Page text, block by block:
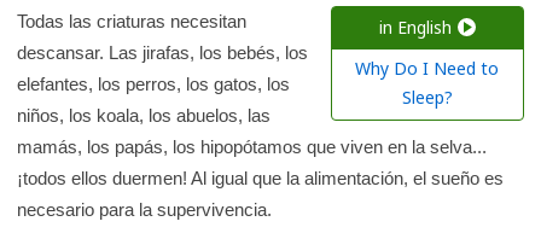
a
r
e
n
l
a
b
in English
Why Do I Need to
Sleep?
Todas las criaturas necesitan
descansar. Las jirafas, los bebés, los
elefantes, los perros, los gatos, los
niños, los koala, los abuelos, las
mamás, los papás, los hipopótamos que viven en la selva...
¡todos ellos duermen! Al igual que la alimentación, el sueño es
necesario para la supervivencia.